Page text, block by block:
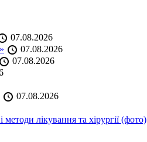
07.08.2026
07.08.2026
07.08.2026
07.08.2026
лікування та хірургії (фото)